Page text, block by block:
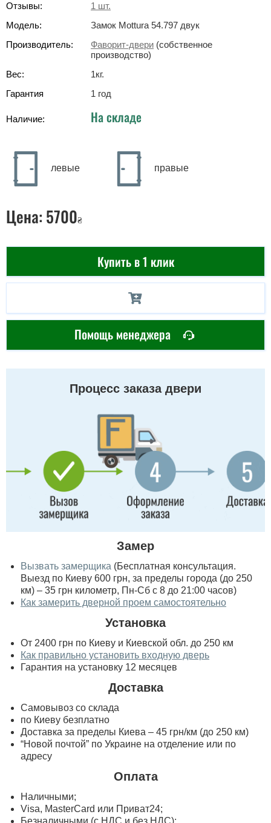
Отзывы:
1 шт.
Модель:
Замок Mottura 54.797 двук
Производитель:
Фаворит-двери (собственное
производство)
Вес:
1кг.
Гарантия
1 год
Наличие: На складе
левые правые
Цена: 5700₴
Купить в 1 клик
Помощь менеджера
Процесс заказа двери
Замер
Вызвать замерщика (Бесплатная консультация.
Выезд по Киеву 600 грн, за пределы города (до 250
км) – 35 грн километр, Пн-Сб с 8 до 21:00 часов)
Как замерить дверной проем самостоятельно
Установка
От 2400 грн по Киеву и Киевской обл. до 250 км
Как правильно установить входную дверь
Гарантия на установку 12 месяцев
Доставка
Самовывоз со склада
по Киеву безплатно
Доставка за пределы Киева – 45 грн/км (до 250 км)
“Новой почтой” по Украине на отделение или по
адресу
Оплата
Наличными;
Visa, MasterСard или Приват24;
Безналичными (с НДС и без НДС);